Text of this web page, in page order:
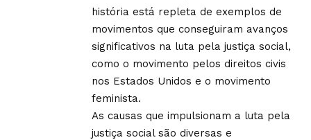
história está repleta de exemplos de
movimentos que conseguiram avanços
significativos na luta pela justiça social,
como o movimento pelos direitos civis
nos Estados Unidos e o movimento
feminista.
As causas que impulsionam a luta pela
justiça social são diversas e